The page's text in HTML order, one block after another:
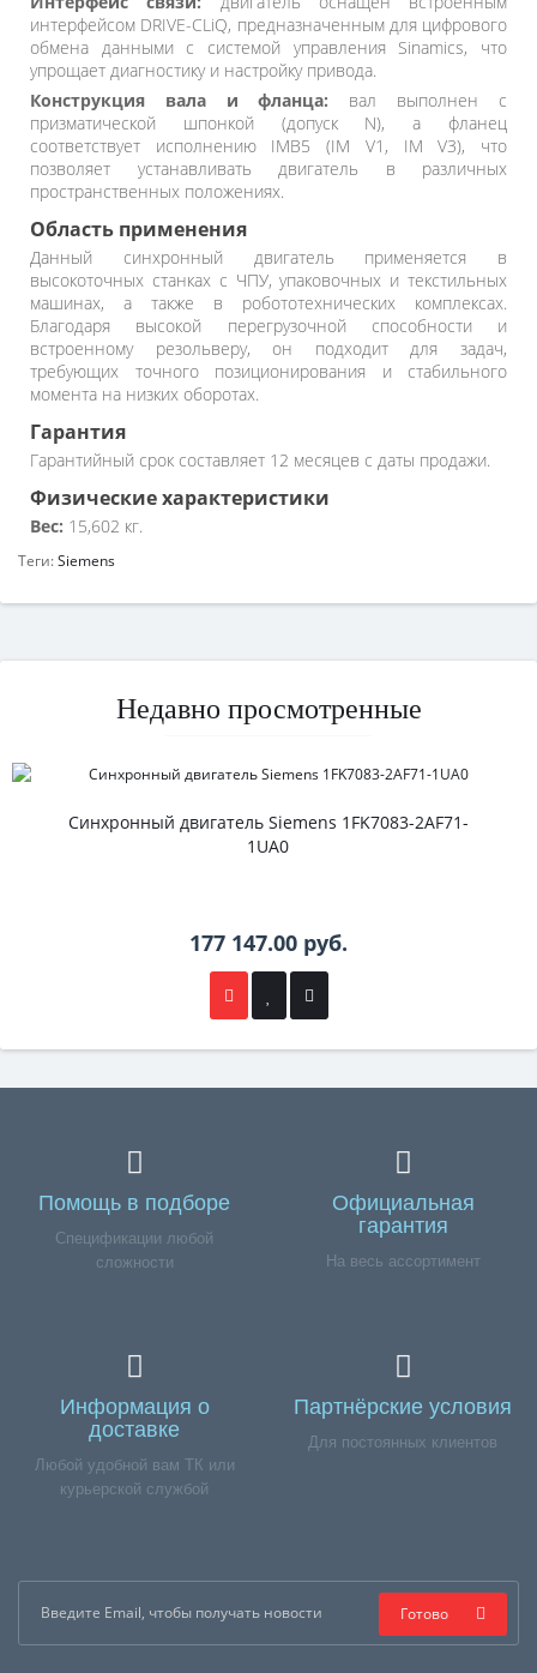
интерфейсом DRIVE-CLiQ, предназначенным для цифрового
обмена данными с системой управления Sinamics, что
упрощает диагностику и настройку привода.
Конструкция вала и фланца: вал выполнен с
призматической шпонкой (допуск N), а фланец
соответствует исполнению IMB5 (IM V1, IM V3), что
позволяет устанавливать двигатель в различных
пространственных положениях.
Область применения
Данный синхронный двигатель применяется в
высокоточных станках с ЧПУ, упаковочных и текстильных
машинах, а также в робототехнических комплексах.
Благодаря высокой перегрузочной способности и
встроенному резольверу, он подходит для задач,
требующих точного позиционирования и стабильного
момента на низких оборотах.
Гарантия
Гарантийный срок составляет 12 месяцев с даты продажи.
Физические характеристики
Вес: 15,602 кг.
Теги:Siemens
Недавно просмотренные
Синхронный двигатель Siemens 1FK7083-2AF71-
1UA0
177 147.00 руб.
Помощь в подборе
Спецификации любой
сложности
Официальная
гарантия
На весь ассортимент
Информация о
доставке
Любой удобной вам ТК или
курьерской службой
Партнёрские условия
Для постоянных клиентов
Готово